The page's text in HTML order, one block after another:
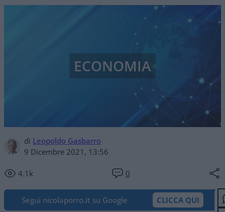
di Leopoldo Gasbarro
9 Dicembre 2021, 13:56
4.1k 0
ECONOMIA
Segui nicolaporro.it su Google CLICCA QUI